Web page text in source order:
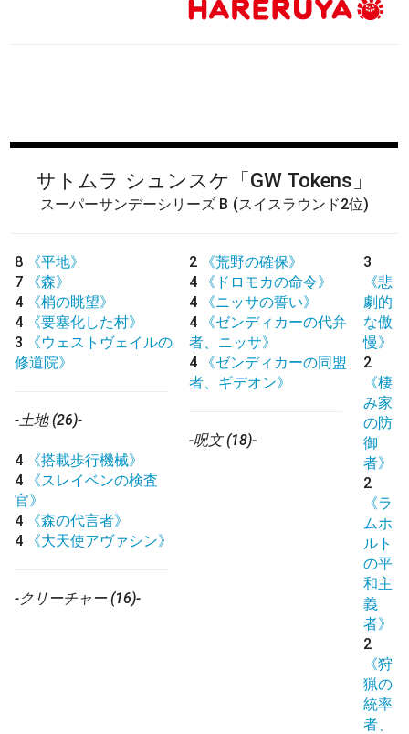
サトムラ シュンスケ 「GW Tokens」
スーパーサンデーシリーズ B (スイスラウンド2位)
8
《平地》
7
《森》
4
《梢の眺望》
4
《要塞化した村》
3
《ウェストヴェイルの
修道院》
-土地 (26)-
4
《搭載歩行機械》
4
《スレイベンの検査
官》
4
《森の代言者》
4
《大天使アヴァシン》
-クリーチャー (16)-
2
《荒野の確保》
4
《ドロモカの命令》
4
《ニッサの誓い》
4
《ゼンディカーの代弁
者、ニッサ》
4
《ゼンディカーの同盟
者、ギデオン》
-呪文 (18)-
3
《悲
劇的
な傲
慢》
2
《棲
み家
の防
御
者》
2
《ラ
ムホ
ルト
の平
和主
義
者》
2
《狩
猟の
統率
者、